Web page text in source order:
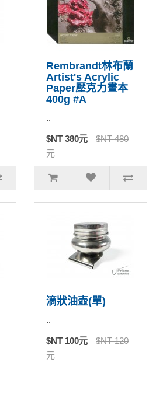
Rembrandt林布蘭
Artist's Acrylic
Paper壓克力畫本
400g #A
..
$NT 380元
$NT 480
元
滴狀油壺(單)
..
$NT 100元
$NT 120
元